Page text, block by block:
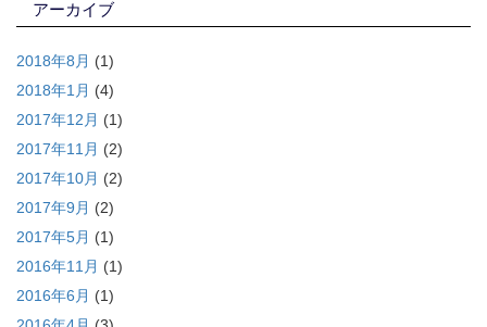
アーカイブ
2018年8月 (1)
2018年1月 (4)
2017年12月 (1)
2017年11月 (2)
2017年10月 (2)
2017年9月 (2)
2017年5月 (1)
2016年11月 (1)
2016年6月 (1)